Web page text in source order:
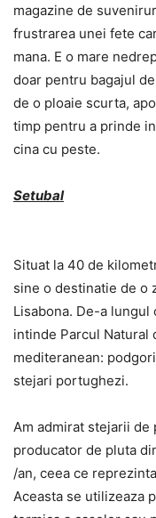
magazine de
frustrarea unei fete
mana. E o mare
doar pentru bagajul
de o ploaie scurta,
timp pentru a prinde
cina cu peste.
Setubal
Situat la 40 de
sine o destinatie de o
Lisabona. De-a
intinde Parcul Natural
mediteranean:
stejari portughezi.
Am admirat stejarii de
producator de pluta
/an, ceea ce
Aceasta se utilizeaza